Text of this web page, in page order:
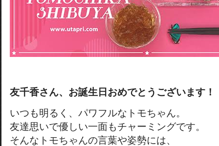
友千香さん、お誕生日おめでとうございます！
いつも明るく、パワフルなトモちゃん。
友達思いで優しい一面もチャーミングです。
そんなトモちゃんの言葉や姿勢には、